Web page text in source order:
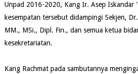
Unpad 2016-2020, Kang Ir. Asep Iskandar
kesempatan tersebut didampingi Sekjen,
MM., MSi., Dipl. Fin., dan semua ketua
kesekretariatan.
Kang Rachmat pada sambutannya